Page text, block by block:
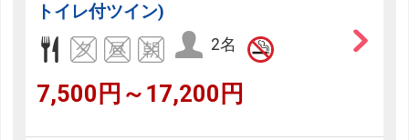
トイレ付ツイン)
2名
7,500円～17,200円